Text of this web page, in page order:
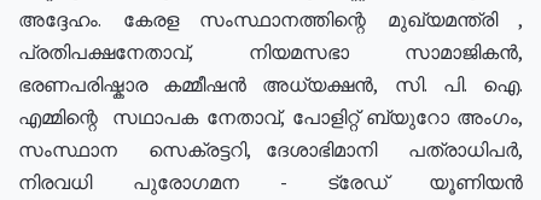
അദ്ദേഹം. കേരള സംസ്ഥാനത്തിന്റെ മുഖ്യമന്ത്രി ,
പ്രതിപക്ഷനേതാവ്, നിയമസഭാ സാമാജികൻ,
ഭരണപരിഷ്കാര കമ്മീഷൻ അധ്യക്ഷൻ, സി. പി. ഐ.
എമ്മിന്റെ സഥാപക നേതാവ്, പോളിറ്റ് ബ്യുറോ അംഗം,
സംസ്ഥാന സെക്രട്ടറി, ദേശാഭിമാനി പത്രാധിപർ,
നിരവധി പുരോഗമന - ട്രേഡ് യൂണിയൻ